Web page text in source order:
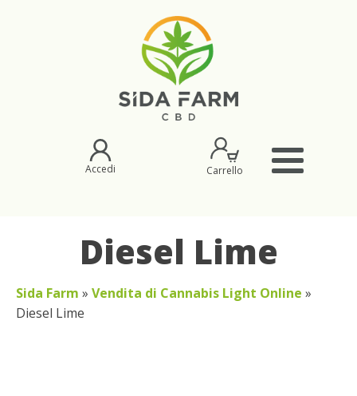
Accedi Carrello
Diesel Lime
Sida Farm » Vendita di Cannabis Light Online »
Diesel Lime